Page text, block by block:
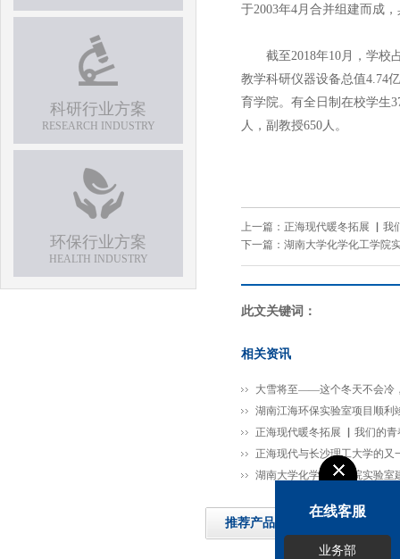
科研行业方案
RESEARCH INDUSTRY
环保行业方案
HEALTH INDUSTRY
于2003年4月合并组建而成
截至2018年10月，学校占
教学科研仪器设备总值4.74
育学院。有全日制在校学生
人，副教授650人。
上一篇： 正海现代暖冬拓展 ▏我
下一篇： 湖南大学化学化工学院
此文关键词：
相关资讯
大雪将至——这个冬天不会冷
湖南江海环保实验室项目顺利
正海现代暖冬拓展 ▏我们的青
正海现代与长沙理工大学的又
湖南大学化学化工学院实验室
推荐产品
在线客服
业务部